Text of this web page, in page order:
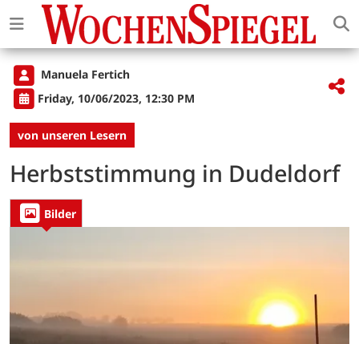
Manuela Fertich
Friday, 10/06/2023, 12:30 PM
von unseren Lesern
Herbststimmung in Dudeldorf
Bilder